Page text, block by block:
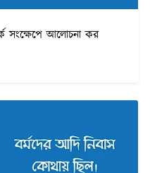
সংক্ষেপে আলোচনা কর